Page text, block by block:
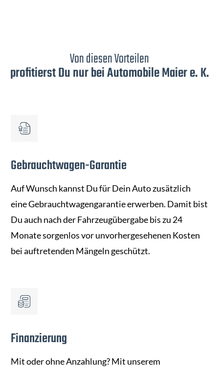
Von diesen Vorteilen
profitierst Du nur bei Automobile Maier e. K.
Gebrauchtwagen-Garantie
Auf Wunsch kannst Du für Dein Auto zusätzlich
eine Gebrauchtwagengarantie erwerben. Damit bist
Du auch nach der Fahrzeugübergabe bis zu 24
Monate sorgenlos vor unvorhergesehenen Kosten
bei auftretenden Mängeln geschützt.
Finanzierung
Mit oder ohne Anzahlung? Mit unserem